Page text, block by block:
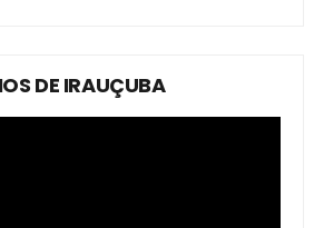
DE IRAUÇUBA